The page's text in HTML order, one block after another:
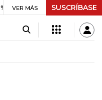
UVR $ 416,91 +$ 0,05 +0,01%
VER MÁS SUSCRÍBASE